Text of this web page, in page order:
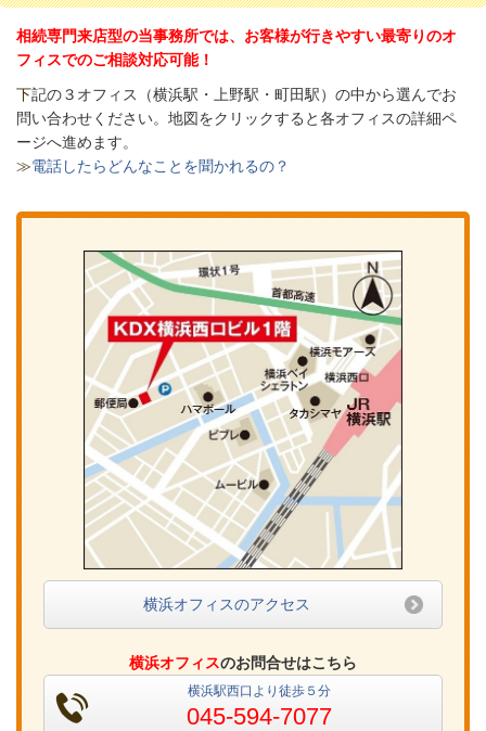
相続専門来店型の当事務所では、お客様が行きやすい最寄りのオ
フィスでのご相談対応可能！
下記の３オフィス（横浜駅・上野駅・町田駅）の中から選んでお
問い合わせください。 地図をクリックすると各オフィスの詳細ペ
ージへ進めます。
≫電話したらどんなことを聞かれるの？
横浜オフィスのアクセス
横浜オフィスのお問合せはこちら
横浜駅西口より徒歩５分
045-594-7077